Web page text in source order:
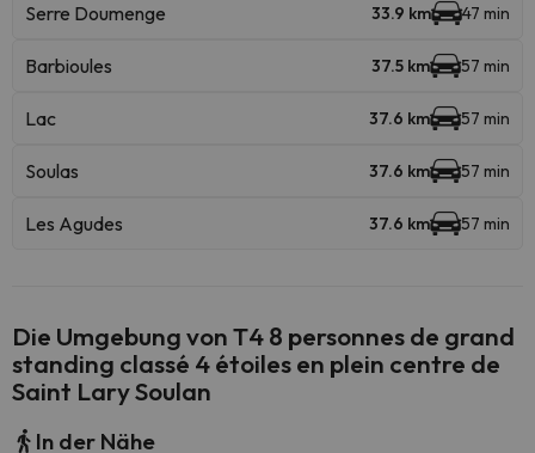
Serre Doumenge 33.9 km 47 min
Barbioules 37.5 km 57 min
Lac 37.6 km 57 min
Soulas 37.6 km 57 min
Les Agudes 37.6 km 57 min
Die Umgebung von T4 8 personnes de grand
standing classé 4 étoiles en plein centre de
Saint Lary Soulan
In der Nähe